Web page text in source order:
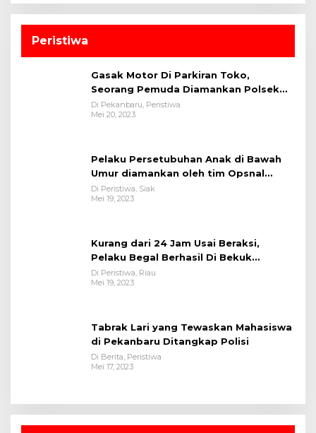
Peristiwa
Gasak Motor Di Parkiran Toko,
Seorang Pemuda Diamankan Polsek
Bukit Raya
Di Pekanbaru, Peristiwa
Mei 20, 2023
Pelaku Persetubuhan Anak di Bawah
Umur diamankan oleh tim Opsnal
Polsek Tualang-Polres Siak-Polda Riau
Di Peristiwa, Siak
Mei 19, 2023
Kurang dari 24 Jam Usai Beraksi,
Pelaku Begal Berhasil Di Bekuk
Satreskrim Polres Kuansing
Di Peristiwa, Riau
Mei 19, 2023
Tabrak Lari yang Tewaskan Mahasiswa
di Pekanbaru Ditangkap Polisi
Di Berita, Peristiwa
Mei 17, 2023